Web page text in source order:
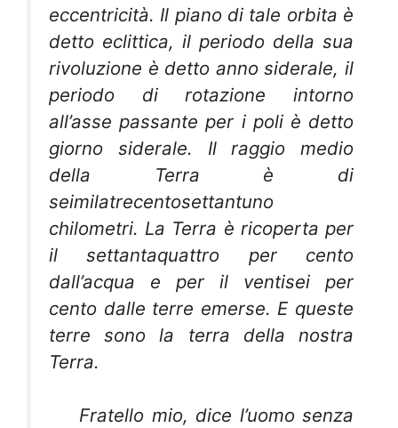
eccentricità. Il piano di tale orbita è
detto eclittica, il periodo della sua
rivoluzione è detto anno siderale, il
periodo di rotazione intorno
all’asse passante per i poli è detto
giorno siderale. Il raggio medio
della Terra è di
seimilatrecentosettantuno
chilometri. La Terra è ricoperta per
il settantaquattro per cento
dall’acqua e per il ventisei per
cento dalle terre emerse. E queste
terre sono la terra della nostra
Terra.
Fratello mio, dice l’uomo senza